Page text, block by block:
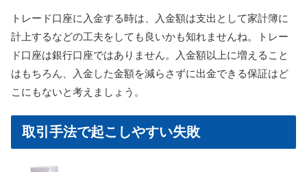
トレード口座に入金する時は、入金額は支出として家計簿に
計上するなどの工夫をしても良いかも知れませんね。トレー
ド口座は銀行口座ではありません。入金額以上に増えること
はもちろん、入金した金額を減らさずに出金できる保証はど
こにもないと考えましょう。
取引手法で起こしやすい失敗